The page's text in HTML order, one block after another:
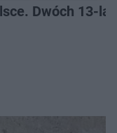
Dwóch 13-